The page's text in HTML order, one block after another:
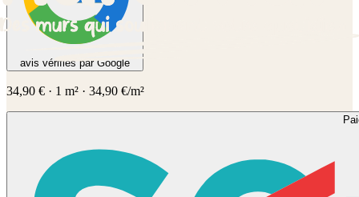
avis vérifiés par Google
34,90 € · 1 m² · 34,90 €/m²